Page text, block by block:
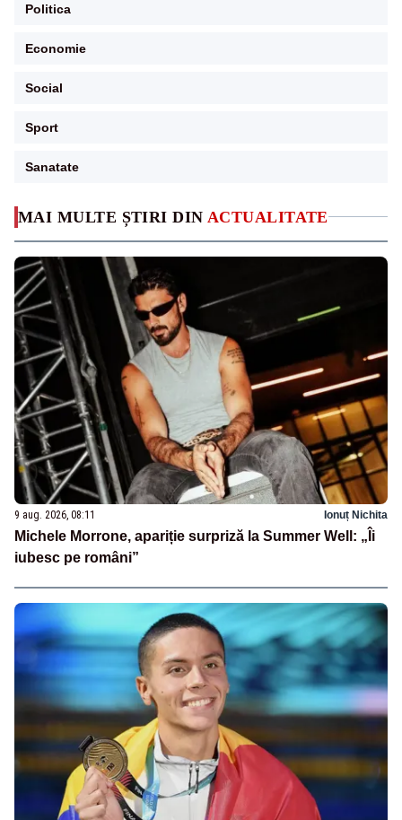
MAI MULTE ȘTIRI DIN ACTUALITATE
9 aug. 2026, 08:11 Ionuț Nichita
Michele Morrone, apariție surpriză la Summer Well: „Îi
iubesc pe români”
Politica
Economie
Social
Sport
Sanatate